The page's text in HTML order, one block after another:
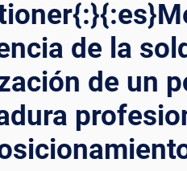
de la
de un